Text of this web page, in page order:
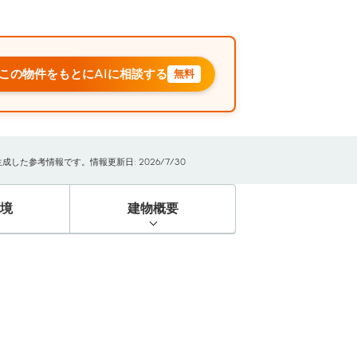
の物件をもとにAIに相談する 無料
成した参考情報です。情報更新日: 2026/7/30
建物概要